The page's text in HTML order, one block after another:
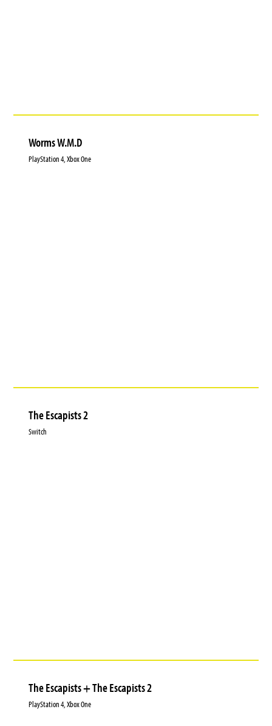
Worms W.M.D
PlayStation 4, Xbox One
The Escapists 2
Switch
The Escapists + The Escapists 2
PlayStation 4, Xbox One